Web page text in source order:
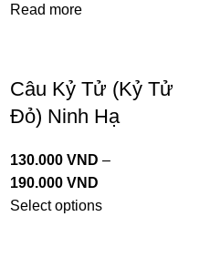
Read more
Câu Kỷ Tử (Kỷ Tử
Đỏ) Ninh Hạ
130.000 VND –
190.000 VND
Select options